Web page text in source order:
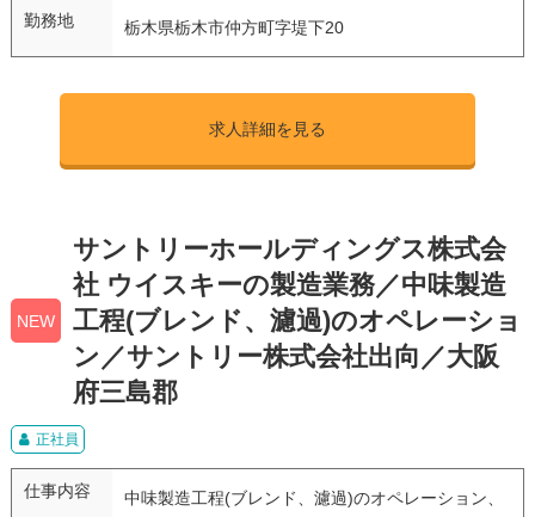
勤務地 栃木県栃木市仲方町字堤下20
求人詳細を見る
NEW
サントリーホールディングス株式会
社 ウイスキーの製造業務／中味製造
工程(ブレンド、濾過)のオペレーショ
ン／サントリー株式会社出向／大阪
府三島郡
正社員
仕事内容
中味製造工程(ブレンド、濾過)のオペレーション、